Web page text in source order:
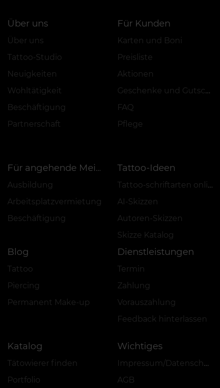
Über uns
Über uns
Tattoo-Studio
Neuigkeiten
Wohltätigkeit
Beschäftigung
Partnerschaft
Für Kunden
Karten und Boni
Preisliste
Aktionen
Geschenke und Gutscheine
FAQ
Pflege
Für angehende Meister
Ausbildung
Arbeitsplatzvermietung
Beschäftigung
Tattoo-Ideen
Tattoo-schriftarten online
AI-Skizzen
Autoren-Skizzen
Skizze Katalog
Blog
Tattoo
Piercing
Permanent Make-up
Dienstleistungen
Termin
Zahlung
Vorauszahlung
Feedback hinterlassen
Katalog
Tätowierer finden
Portfolio
Wichtiges
Impressum/Datenschutz
AGB